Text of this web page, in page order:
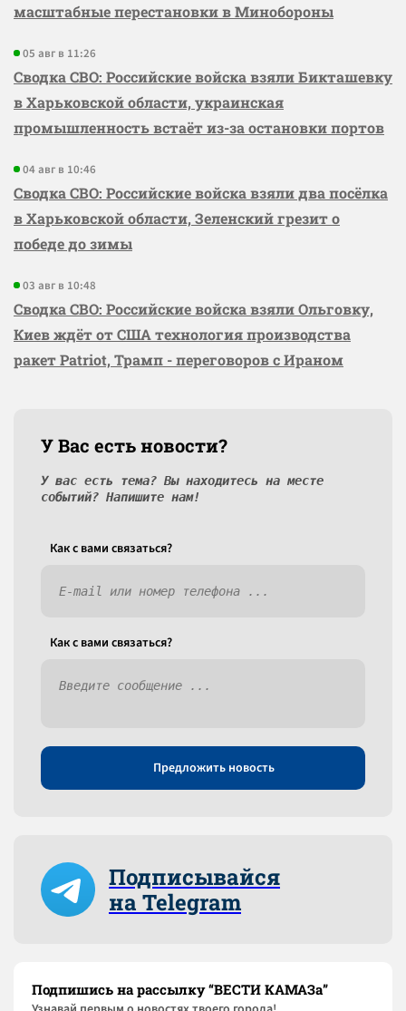
масштабные перестановки в Минобороны
05 авг в 11:26
Сводка СВО: Российские войска взяли Бикташевку
в Харьковской области, украинская
промышленность встаёт из-за остановки портов
04 авг в 10:46
Сводка СВО: Российские войска взяли два посёлка
в Харьковской области, Зеленский грезит о
победе до зимы
03 авг в 10:48
Сводка СВО: Российские войска взяли Ольговку,
Киев ждёт от США технология производства
ракет Patriot, Трамп - переговоров с Ираном
У Вас есть новости?
У вас есть тема? Вы находитесь на месте
событий? Напишите нам!
Как c вами связаться?
Как c вами связаться?
Предложить новость
Подписывайся
на Telegram
Подпишись на рассылку “ВЕСТИ КАМАЗа”